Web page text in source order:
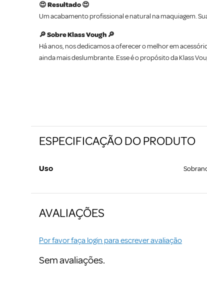
😍 Resultado 😍
Um acabamento profissional e natural na maquiagem.
🔎 Sobre Klass Vough 🔎
Há anos, nos dedicamos a oferecer o melhor em
ainda mais deslumbrante. Esse é o propósito da Klass
ESPECIFICAÇÃO DO PRODUTO
Uso
AVALIAÇÕES
Por favor faça login para escrever avaliação
Sem avaliações.